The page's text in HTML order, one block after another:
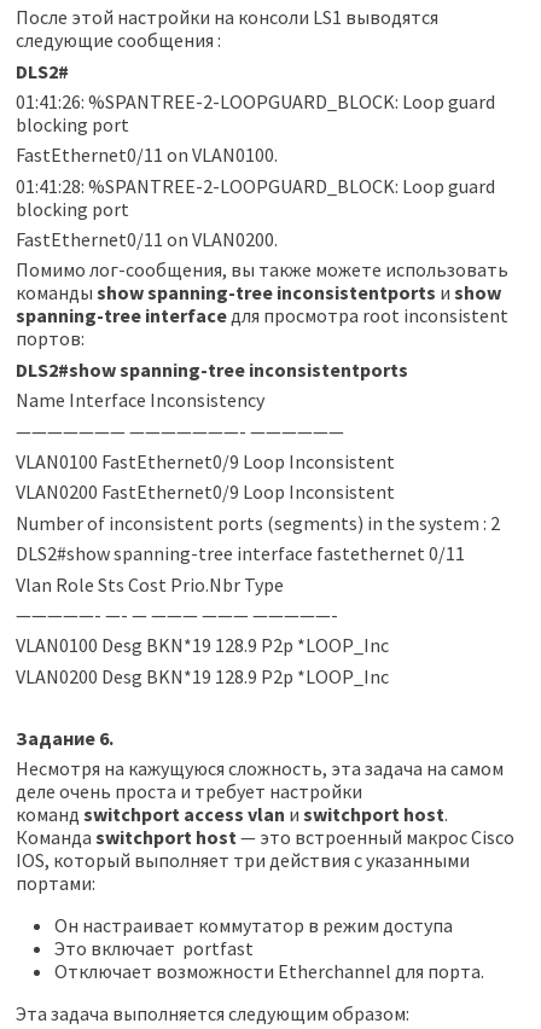
После этой настройки на консоли LS1 выводятся
следующие сообщения :
DLS2#
01:41:26: %SPANTREE-2-LOOPGUARD_BLOCK: Loop guard
blocking port
FastEthernet0/11 on VLAN0100.
01:41:28: %SPANTREE-2-LOOPGUARD_BLOCK: Loop guard
blocking port
FastEthernet0/11 on VLAN0200.
Помимо лог-сообщения, вы также можете использовать
команды show spanning-tree inconsistentports и show
spanning-tree interfaceдля просмотра root inconsistent
портов:
DLS2#show spanning-tree inconsistentports
Name Interface Inconsistency
——————— ———————- ——————
VLAN0100 FastEthernet0/9 Loop Inconsistent
VLAN0200 FastEthernet0/9 Loop Inconsistent
Number of inconsistent ports (segments) in the system : 2
DLS2#show spanning-tree interface fastethernet 0/11
Vlan Role Sts Cost Prio.Nbr Type
—————- —- — ——— ——— —————-
VLAN0100 Desg BKN*19 128.9 P2p *LOOP_Inc
VLAN0200 Desg BKN*19 128.9 P2p *LOOP_Inc
Задание 6.
Несмотря на кажущуюся сложность, эта задача на самом
деле очень проста и требует настройки
команд switchport access vlan и switchport host.
Команда switchport host — это встроенный макрос Cisco
IOS, который выполняет три действия с указанными
портами:
Он настраивает коммутатор в режим доступа
Это включает portfast
Отключает возможности Etherchannel для порта.
Эта задача выполняется следующим образом: